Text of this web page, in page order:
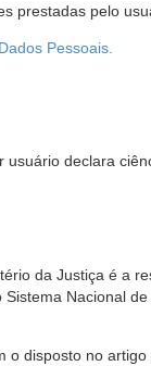
prestadas pelo
Pessoais.
declara
da Justiça é a
Nacional
disposto no